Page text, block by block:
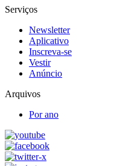
Serviços
Newsletter
Aplicativo
Inscreva-se
Vestir
Anúncio
Arquivos
Por ano